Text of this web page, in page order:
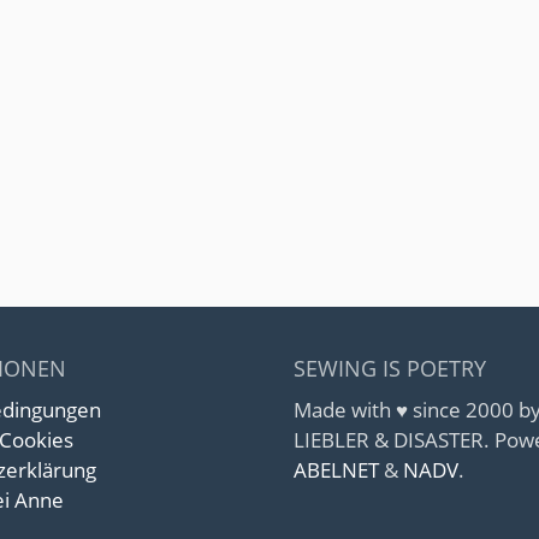
Anne
SEWING IS POETRY
Made with ♥ since 2000
LIEBLER & DISASTER.
ABELNET& NADV.